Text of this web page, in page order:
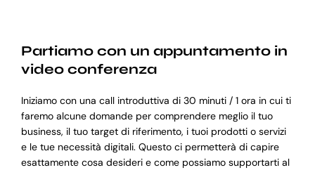
Partiamo con un appuntamento in
video conferenza
Iniziamo con una call introduttiva di 30 minuti / 1 ora in cui ti
faremo alcune domande per comprendere meglio il tuo
business, il tuo target di riferimento, i tuoi prodotti o servizi
e le tue necessità digitali. Questo ci permetterà di capire
esattamente cosa desideri e come possiamo supportarti al